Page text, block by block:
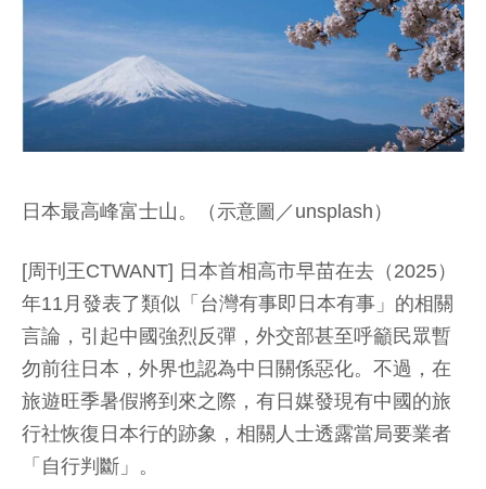
日本最高峰富士山。（示意圖／unsplash）
[周刊王CTWANT] 日本首相高市早苗在去（2025）
年11月發表了類似「台灣有事即日本有事」的相關
言論，引起中國強烈反彈，外交部甚至呼籲民眾暫
勿前往日本，外界也認為中日關係惡化。不過，在
旅遊旺季暑假將到來之際，有日媒發現有中國的旅
行社恢復日本行的跡象，相關人士透露當局要業者
「自行判斷」。